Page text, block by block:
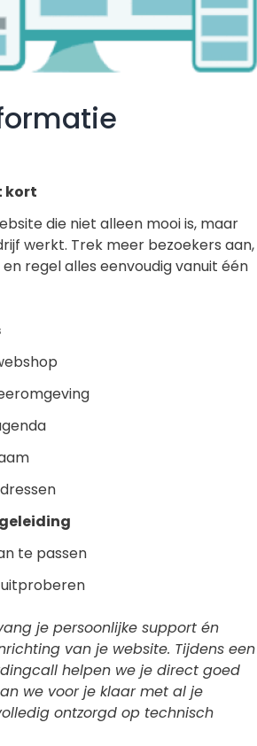
kort
die niet alleen mooi is, maar
werkt. Trek meer bezoekers aan,
regel alles eenvoudig vanuit één
te passen
uitproberen
je persoonlijke support én
van je website. Tijdens een
helpen we je direct goed
we voor je klaar met al je
ontzorgd op technisch